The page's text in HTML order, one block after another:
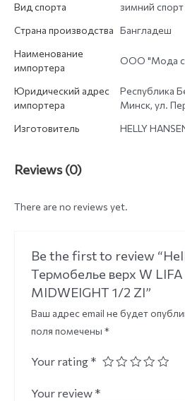
Вид спорта
зимний спорт
Страна производства Бангладеш
Наименование
импортера
ООО "Мода с
Юридический адрес
импортера
Республика
Минск, ул.
Изготовитель
HELLY
Reviews (0)
There are no reviews yet.
Be the first to review
Термобелье верх W
MIDWEIGHT 1/2 ZI”
Ваш адрес email не будет
поля помечены *
Your rating *
Your review *